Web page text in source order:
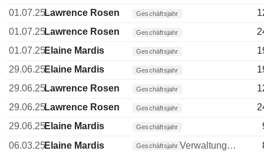
01.07.25Lawrence Rosen Geschäftsjahr
01.07.25Lawrence Rosen Geschäftsjahr
01.07.25Elaine Mardis Geschäftsjahr
29.06.25Elaine Mardis Geschäftsjahr
29.06.25Lawrence Rosen Geschäftsjahr
29.06.25Lawrence Rosen Geschäftsjahr
29.06.25Elaine Mardis Geschäftsjahr
06.03.25Elaine Mardis Geschäftsjahr Verwaltungsratsmitglied